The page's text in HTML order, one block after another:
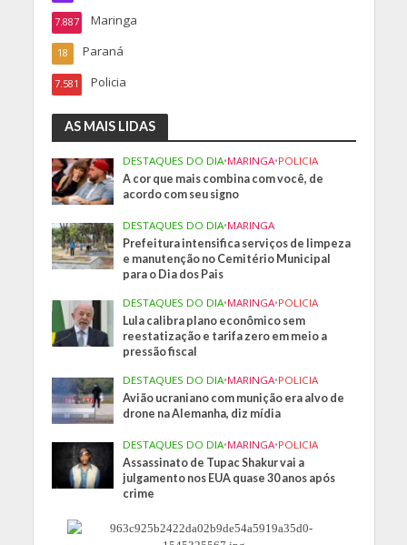
Maringa
7.887
Paraná
18
Policia
7.581
AS MAIS LIDAS
DESTAQUES DO DIA•MARINGA•POLICIA
A cor que mais combina com você, de
acordo com seu signo
DESTAQUES DO DIA•MARINGA
Prefeitura intensifica serviços de limpeza
e manutenção no Cemitério Municipal
para o Dia dos Pais
DESTAQUES DO DIA•MARINGA•POLICIA
Lula calibra plano econômico sem
reestatização e tarifa zero em meio a
pressão fiscal
DESTAQUES DO DIA•MARINGA•POLICIA
Avião ucraniano com munição era alvo de
drone na Alemanha, diz mídia
DESTAQUES DO DIA•MARINGA•POLICIA
Assassinato de Tupac Shakur vai a
julgamento nos EUA quase 30 anos após
crime